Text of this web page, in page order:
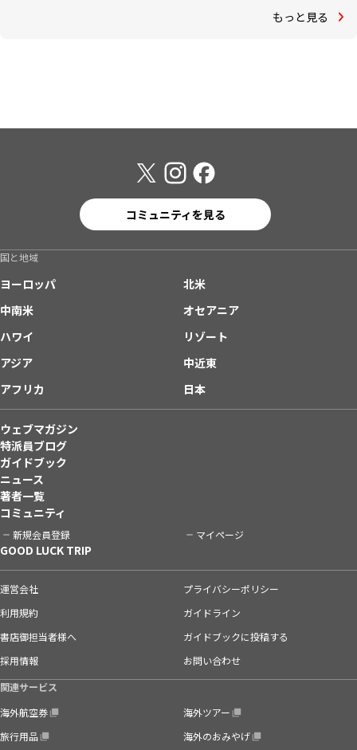
もっと見る
コミュニティを見る
国と地域
ヨーロッパ
北米
中南米
オセアニア
ハワイ
リゾート
アジア
中近東
アフリカ
日本
ウェブマガジン
特派員ブログ
ガイドブック
ニュース
著者一覧
コミュニティ
新規会員登録 マイページ
GOOD LUCK TRIP
運営会社
プライバシーポリシー
利用規約
ガイドライン
書店御担当者様へ
ガイドブックに投稿する
採用情報
お問い合わせ
関連サービス
海外航空券
海外ツアー
旅行用品
海外のおみやげ